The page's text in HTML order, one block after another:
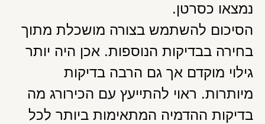
נמצאו כסרטן.
הסיכום להשתמש בצורה מושכלת מתוך
בחירה בבדיקות הנוספות. אכן היה יותר
גילוי מוקדם אך גם הרבה בדיקות
מיותרות. ראוי להתייעץ עם הכירורג מה
בדיקות ההדמיה המתאימות ביותר לכל